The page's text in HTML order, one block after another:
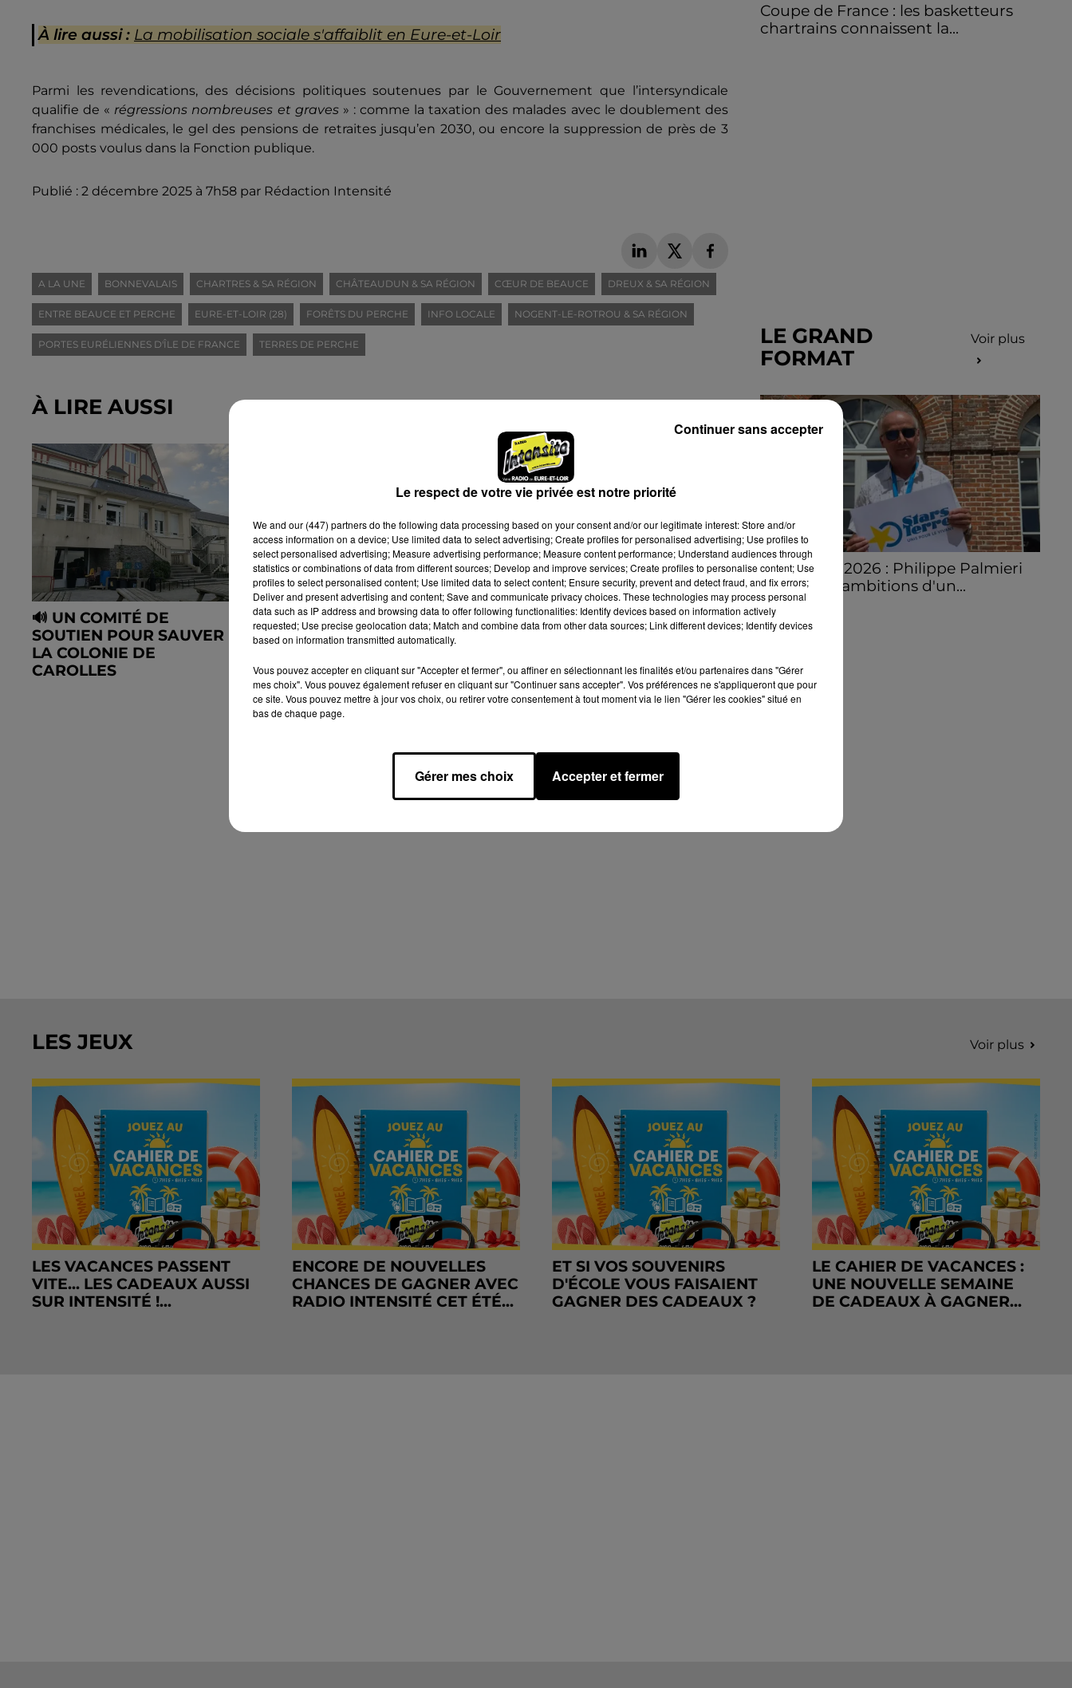
À lire aussi : La mobilisation sociale s'affaiblit en Eure-et-Loir
Parmi les revendications, des décisions politiques soutenues par le Gouvernement que l’intersyndicale
qualifie de « régressions nombreuses et graves» : comme la taxation des malades avec le doublement des
franchises médicales, le gel des pensions de retraites jusqu’en 2030, ou encore la suppression de près de 3
000 posts voulus dans la Fonction publique.
Publié : 2 décembre 2025 à 7h58 par Rédaction Intensité
A LA UNE BONNEVALAIS CHARTRES & SA RÉGION CHÂTEAUDUN & SA RÉGION CŒUR DE BEAUCE DREUX & SA RÉGION
ENTRE BEAUCE ET PERCHE EURE-ET-LOIR (28) FORÊTS DU PERCHE INFO LOCALE NOGENT-LE-ROTROU & SA RÉGION
PORTES EURÉLIENNES D'ÎLE DE FRANCE TERRES DE PERCHE
À LIRE AUSSI
🔊 UN COMITÉ DE
SOUTIEN POUR SAUVER
LA COLONIE DE
CAROLLES
FERMETURES DE CLASSES
EN EURE-ET-LOIR :
SYNDICATS...
UNE MOBILISATION EN
FAVEUR DE L'HÔPITAL
Coupe de France : les basketteurs
chartrains connaissent la...
LE GRAND
FORMAT
Voir plus
Stars'Terre 2026 : Philippe Palmieri
dévoile les ambitions d'un...
À quelques semaines de la première
édition de Stars'Terre, organisée du 18 au 20
LES JEUX Voir plus
LES VACANCES PASSENT
VITE... LES CADEAUX AUSSI
SUR INTENSITÉ !...
ENCORE DE NOUVELLES
CHANCES DE GAGNER AVEC
RADIO INTENSITÉ CET ÉTÉ...
ET SI VOS SOUVENIRS
D'ÉCOLE VOUS FAISAIENT
GAGNER DES CADEAUX ?
LE CAHIER DE VACANCES :
UNE NOUVELLE SEMAINE
DE CADEAUX À GAGNER...
Le respect de votre vie privée est notre priorité
We and our (447) partnersdo the following data processing based on your consent and/or our legitimate interest: Store and/or
access information on a device; Use limited data to select advertising; Create profiles for personalised advertising; Use profiles to
select personalised advertising; Measure advertising performance; Measure content performance; Understand audiences through
statistics or combinations of data from different sources; Develop and improve services; Create profiles to personalise content; Use
profiles to select personalised content; Use limited data to select content; Ensure security, prevent and detect fraud, and fix errors;
Deliver and present advertising and content; Save and communicate privacy choices. These technologies may process personal
data such as IP address and browsing data to offer following functionalities: Identify devices based on information actively
requested; Use precise geolocation data; Match and combine data from other data sources; Link different devices; Identify devices
based on information transmitted automatically.
Vous pouvez accepter en cliquant sur "Accepter et fermer", ou affiner en sélectionnant les finalités et/ou partenaires dans "Gérer
mes choix". Vous pouvez également refuser en cliquant sur "Continuer sans accepter". Vos préférences ne s'appliqueront que pour
ce site. Vous pouvez mettre à jour vos choix, ou retirer votre consentement à tout moment via le lien "Gérer les cookies" situé en
bas de chaque page.
Gérer mes choix Accepter et fermer
Continuer sans accepter